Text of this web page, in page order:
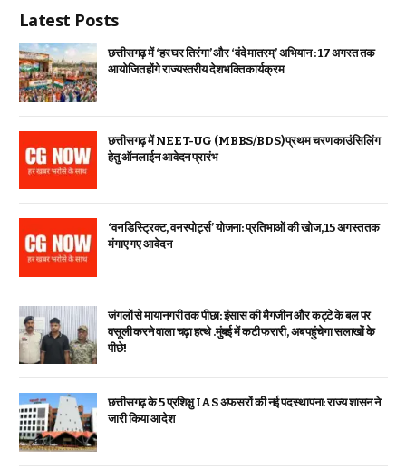
Latest Posts
छत्तीसगढ़ में ‘हर घर तिरंगा’ और ‘वंदे मातरम्’ अभियान : 17 अगस्त तक
आयोजित होंगे राज्यस्तरीय देशभक्ति कार्यक्रम
छत्तीसगढ़ में NEET-UG (MBBS/BDS) प्रथम चरण काउंसिलिंग
हेतु ऑनलाईन आवेदन प्रारंभ
‘वन डिस्ट्रिक्ट, वन स्पोर्ट्स’ योजना: प्रतिभाओं की खोज, 15 अगस्त तक
मंगाए गए आवेदन
जंगलों से मायानगरी तक पीछा: इंसास की मैगजीन और कट्टे के बल पर
वसूली करने वाला चढ़ा हत्थे .मुंबई में कटी फरारी, अब पहुंचेगा सलाखों के
पीछे!
छत्तीसगढ़ के 5 प्रशिक्षु IAS अफसरों की नई पदस्थापना: राज्य शासन ने
जारी किया आदेश